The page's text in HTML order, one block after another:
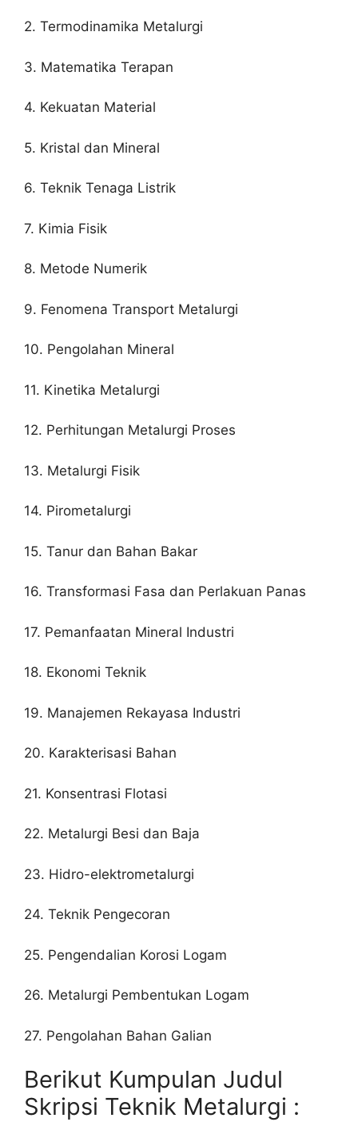
2. Termodinamika Metalurgi
3. Matematika Terapan
4. Kekuatan Material
5. Kristal dan Mineral
6. Teknik Tenaga Listrik
7. Kimia Fisik
8. Metode Numerik
9. Fenomena Transport Metalurgi
10. Pengolahan Mineral
11. Kinetika Metalurgi
12. Perhitungan Metalurgi Proses
13. Metalurgi Fisik
14. Pirometalurgi
15. Tanur dan Bahan Bakar
16. Transformasi Fasa dan Perlakuan Panas
17. Pemanfaatan Mineral Industri
18. Ekonomi Teknik
19. Manajemen Rekayasa Industri
20. Karakterisasi Bahan
21. Konsentrasi Flotasi
22. Metalurgi Besi dan Baja
23. Hidro-elektrometalurgi
24. Teknik Pengecoran
25. Pengendalian Korosi Logam
26. Metalurgi Pembentukan Logam
27. Pengolahan Bahan Galian
Berikut Kumpulan Judul
Skripsi Teknik Metalurgi :